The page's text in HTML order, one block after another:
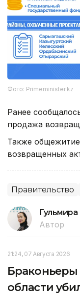
Фото: Рrimeminister.kz
Ранее
продажа
Также
возвращенных
Правительство
Автор
21:24, 07 Августа 2026
Браконьеры
области